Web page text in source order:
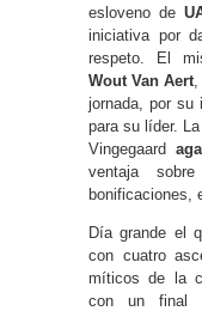
esloveno de
iniciativa por
respeto. El
Wout Van Aert,
jornada, por su
para su líder.
Vingegaard
ventaja
bonificaciones,
Día grande el
con cuatro
míticos de la
con un final